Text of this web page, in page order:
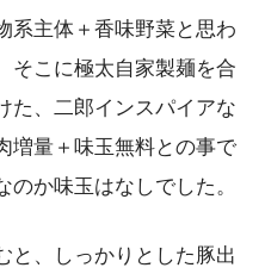
系主体＋香味野菜と思わ
そこに極太自家製麺を合
た、二郎インスパイアな
増量＋味玉無料との事で
か味玉はなしでした。
と、しっかりとした豚出